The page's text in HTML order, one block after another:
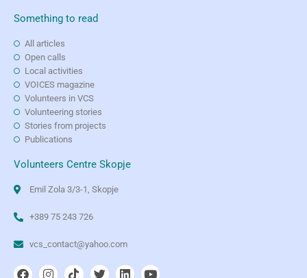
Something to read
All articles
Open calls
Local activities
VOICES magazine
Volunteers in VCS
Volunteering stories
Stories from projects
Publications
Volunteers Centre Skopje
Emil Zola 3/3-1, Skopje
+389 75 243 726
vcs_contact@yahoo.com